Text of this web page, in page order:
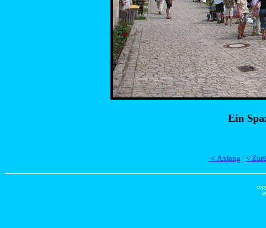
Ein
·< Anfang | <